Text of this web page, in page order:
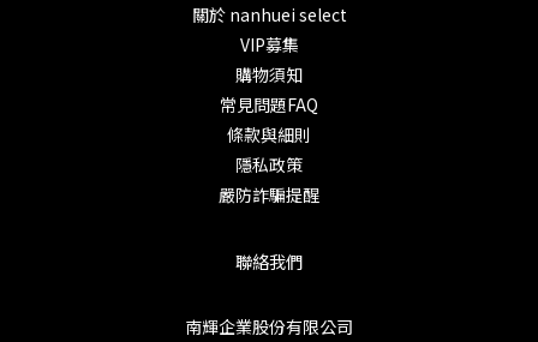
關於 nanhuei select
VIP募集
購物須知
常見問題FAQ
條款與細則
隱私政策
嚴防詐騙提醒
聯絡我們
南輝企業股份有限公司